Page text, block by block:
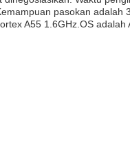
pasokan
A55 1.6GHz.OS